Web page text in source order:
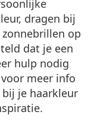
dragen bij
op
dat je een
hulp nodig
voor meer info
je haarkleur